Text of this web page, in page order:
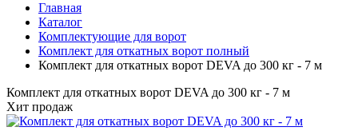
Главная
Каталог
Комплектующие для ворот
Комплект для откатных ворот полный
Комплект для откатных ворот DEVA до 300 кг - 7 м
Комплект для откатных ворот DEVA до 300 кг - 7 м
Хит продаж